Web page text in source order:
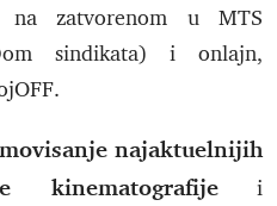
zatvorenom u MTS
sindikata) i onlajn,
najaktuelnijih
kinematografije i